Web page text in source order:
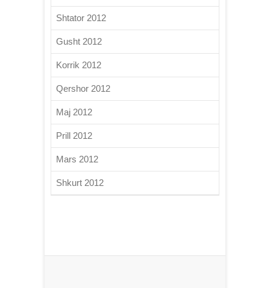
Shtator 2012
Gusht 2012
Korrik 2012
Qershor 2012
Maj 2012
Prill 2012
Mars 2012
Shkurt 2012